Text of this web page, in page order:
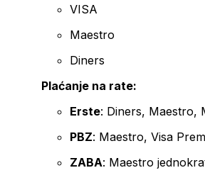
VISA
Maestro
Diners
Plaćanje na rate:
Erste: Diners, Maestro,
PBZ: Maestro, Visa
ZABA: Maestro